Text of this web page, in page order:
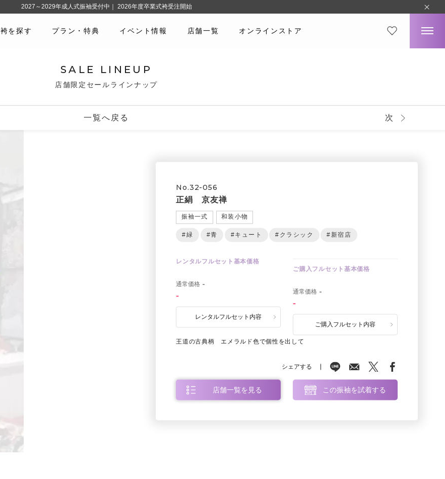
袴を探す プラン・特典 イベント情報 店舗一覧 オンラインストア
SALE LINEUP
店舗限定セールラインナップ
一覧へ戻る 次
No.32-056
正絹 京友禅
振袖一式 和装小物
#緑 #青 #キュート #クラシック #新宿店
レンタルフルセット基本価格
通常価格 -
-
レンタルフルセット内容
ご購入フルセット基本価格
通常価格 -
-
ご購入フルセット内容
王道の古典柄 エメラルド色で個性を出して
シェアする
店舗一覧を見る この振袖を試着する
2027～2029年成人式振袖受付中｜ 2026年度卒業式袴受注開始